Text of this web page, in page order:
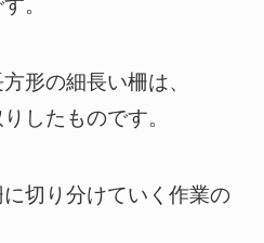
。
形の細長い柵は、
したものです。
切り分けていく作業の